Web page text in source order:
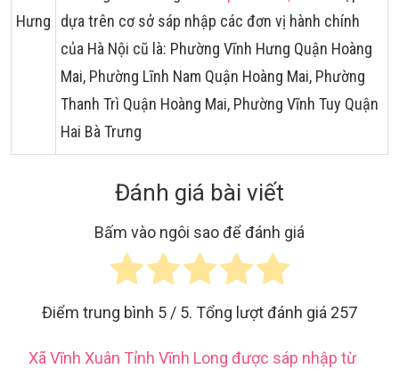
Hưng
dựa trên cơ sở sáp nhập các đơn vị hành chính
của Hà Nội cũ là: Phường Vĩnh Hưng Quận Hoàng
Mai, Phường Lĩnh Nam Quận Hoàng Mai, Phường
Thanh Trì Quận Hoàng Mai, Phường Vĩnh Tuy Quận
Hai Bà Trưng
Đánh giá bài viết
Bấm vào ngôi sao để đánh giá
Điểm trung bình 5 / 5. Tổng lượt đánh giá 257
Xã Vĩnh Xuân Tỉnh Vĩnh Long được sáp nhập từ